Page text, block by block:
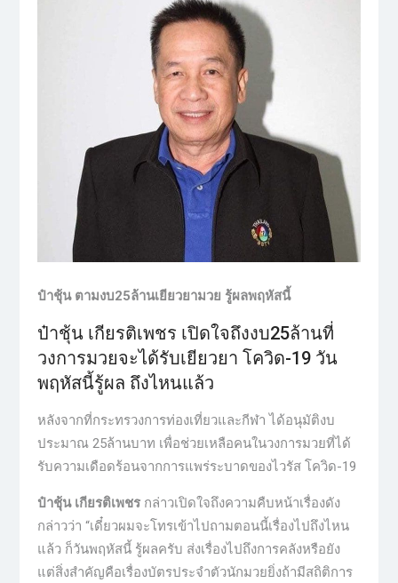
ป๋าชุ้น ตามงบ25ล้านเยียวยามวย รู้ผลพฤหัสนี้
ป๋าชุ้น เกียรติเพชร เปิดใจถึงงบ25ล้านที่
วงการมวยจะได้รับเยียวยา โควิด-19 วัน
พฤหัสนี้รู้ผล ถึงไหนแล้ว
หลังจากที่กระทรวงการท่องเที่ยวและกีฬา ได้อนุมัติงบ
ประมาณ 25ล้านบาท เพื่อช่วยเหลือคนในวงการมวยที่ได้
รับความเดือดร้อนจากการแพร่ระบาดของไวรัส โควิด-19
ป๋าชุ้น เกียรติเพชรกล่าวเปิดใจถึงความคืบหน้าเรื่องดัง
กล่าวว่า “เดี๋ยวผมจะโทรเข้าไปถามตอนนี้เรื่องไปถึงไหน
แล้ว ก็วันพฤหัสนี้ รู้ผลครับ ส่งเรื่องไปถึงการคลังหรือยัง
แต่สิ่งสำคัญคือเรื่องบัตรประจำตัวนักมวยยิ่งถ้ามีสถิติการ